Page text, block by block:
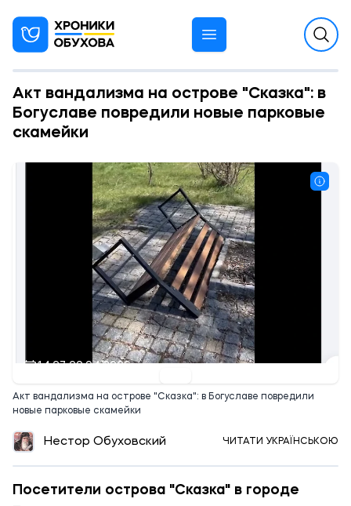
Акт вандализма на острове "Сказка": в
Богуславе повредили новые парковые
скамейки
14:27 29.04.2026
Акт вандализма на острове "Сказка": в Богуславе повредили
новые парковые скамейки
Нестор Обуховский ЧИТАТИ УКРАЇНСЬКОЮ
Посетители острова "Сказка" в городе